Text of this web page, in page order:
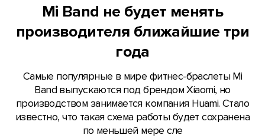
Mi Band не будет менять
производителя ближайшие три
года
Самые популярные в мире фитнес-браслеты Mi
Band выпускаются под брендом Xiaomi, но
производством занимается компания Huami. Стало
известно, что такая схема работы будет сохранена
по меньшей мере сле